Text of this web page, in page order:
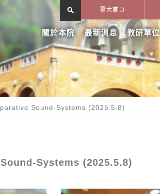
臺大首頁
search
關於本院 最新消息 教研單位
Sound-Systems (2025.5.8)
Systems (2025.5.8)